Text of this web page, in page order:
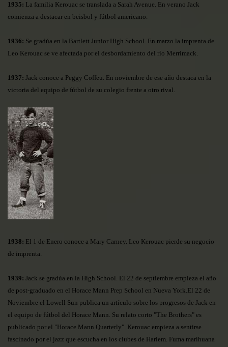
1935: La familia Kerouac se translada a Sarah Avenue. En verano Jack
comienza a destacar en beisbol y fútbol americano.
1936: Se gradúa en la Bartlett Junior High School. En marzo la imprenta de
Leo Kerouac se ve afectada por el desbordamiento del río Merrimack.
1937: Jack conoce a Peggy Coffeu. En noviembre de ese año destaca en la
victoria del equipo de fútbol de su colegio frente a otro rival.
1938: El 1 de Enero conoce a Mary Carney. Leo Kerouac pierde su negocio
de imprenta.
1939: Jack se gradúa en la High School. El 22 de septiembre empieza el año
de post-graduado en el Horace Mann Prep School en Nueva York.El 22 de
Noviembre el Lowell Sun publica un artículo sobre los progresos de Jack en
el equipo de fútbol del Horace Mann. Su relato corto "The Brothers" es
publicado por el "Horace Mann Quarterly". Kerouac empieza a sentirse
fascinado por el jazz que escucha en los clubes de Harlem. Fuma marihuana